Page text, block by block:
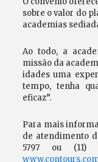
sobre o valor do
academias
Ao todo, a
missão da
idades uma
tempo, tenha
eficaz”.
Para mais
de atendimento
5797 ou (11)